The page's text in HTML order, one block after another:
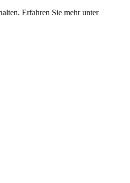
Erfahren Sie mehr unter